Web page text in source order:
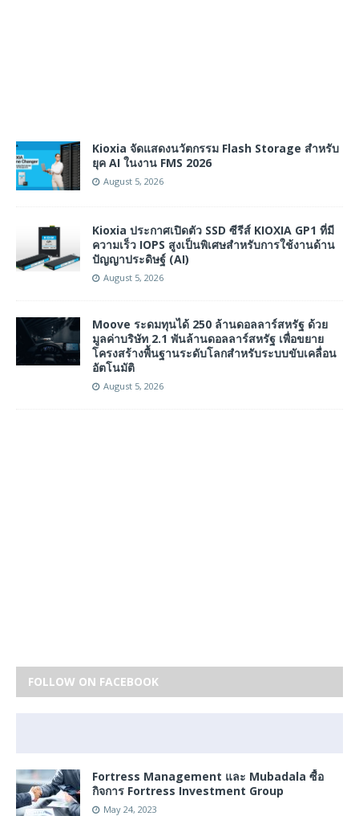
Kioxia จัดแสดงนวัตกรรม Flash Storage สำหรับ
ยุค AI ในงาน FMS 2026
August 5, 2026
Kioxia ประกาศเปิดตัว SSD ซีรีส์ KIOXIA GP1 ที่มี
ความเร็ว IOPS สูงเป็นพิเศษสำหรับการใช้งานด้าน
ปัญญาประดิษฐ์ (AI)
August 5, 2026
Moove ระดมทุนได้ 250 ล้านดอลลาร์สหรัฐ ด้วย
มูลค่าบริษัท 2.1 พันล้านดอลลาร์สหรัฐ เพื่อขยาย
โครงสร้างพื้นฐานระดับโลกสำหรับระบบขับเคลื่อน
อัตโนมัติ
August 5, 2026
FOLLOW ON FACEBOOK
Fortress Management และ Mubadala ซื้อ
กิจการ Fortress Investment Group
May 24, 2023